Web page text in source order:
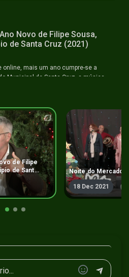
Novo de Filipe Sousa,
de Santa Cruz (2021)
mais um ano cumpre-se a
Municipal de Santa Cruz, a música
num cenário colorido pela fruta,
tradicionais desta época
impera a magia do natal, a
de Filipe
de Santa
Noite do Mercado
18 Dec 2021